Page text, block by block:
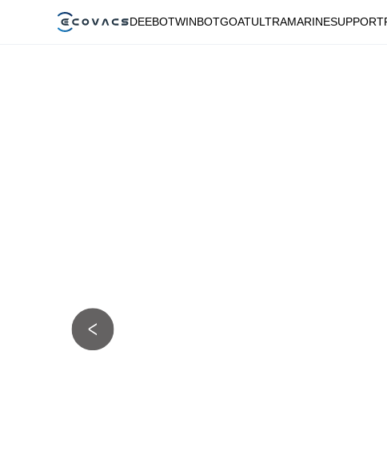
DEEBOTWINBOTGOATULTRAMARINESUPPORT